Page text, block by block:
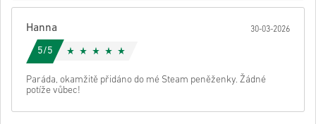
Hanna 30-03-2026
5/5
Paráda, okamžitě přidáno do mé Steam peněženky. Žádné
potíže vůbec!